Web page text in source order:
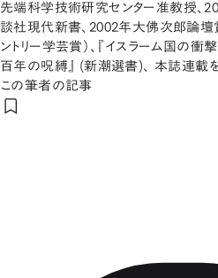
先端科学技術研究センター准教授、
談社現代新書、2002年大佛次郎論壇
ントリー学芸賞）、『イスラーム国の衝
百年の呪縛』 (新潮選書)、 本誌連載を
この筆者の記事